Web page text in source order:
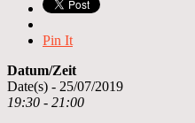
Pin It
Datum/Zeit
Date(s) - 25/07/2019
19:30 - 21:00